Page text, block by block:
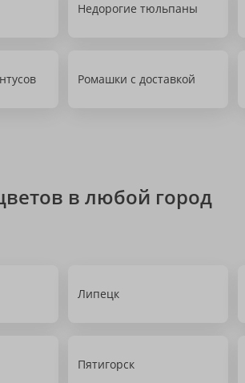
Недорогие тюльпаны
Ромашки с доставкой
в любой город
Липецк
Пятигорск